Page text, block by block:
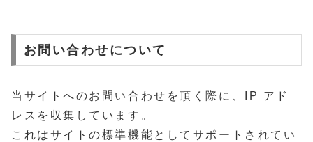
お問い合わせについて
当サイトへのお問い合わせを頂く際に、IP アド
レスを収集しています。
これはサイトの標準機能としてサポートされてい